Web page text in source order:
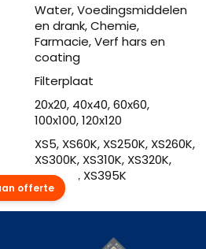
Water, Voedingsmiddelen
en drank, Chemie,
Farmacie, Verf hars en
coating
Filterplaat
20x20, 40x40, 60x60,
100x100, 120x120
XS5, XS60K, XS250K, XS260K,
XS300K, XS310K, XS320K,
XS350K, XS395K
offerte